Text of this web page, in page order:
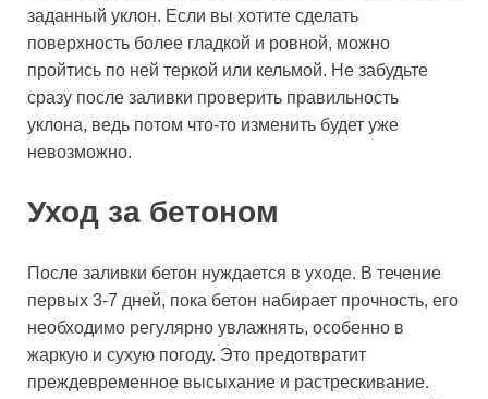
заданный уклон. Если вы хотите сделать
поверхность более гладкой и ровной, можно
пройтись по ней теркой или кельмой. Не забудьте
сразу после заливки проверить правильность
уклона, ведь потом что-то изменить будет уже
невозможно.
Уход за бетоном
После заливки бетон нуждается в уходе. В течение
первых 3-7 дней, пока бетон набирает прочность, его
необходимо регулярно увлажнять, особенно в
жаркую и сухую погоду. Это предотвратит
преждевременное высыхание и растрескивание.